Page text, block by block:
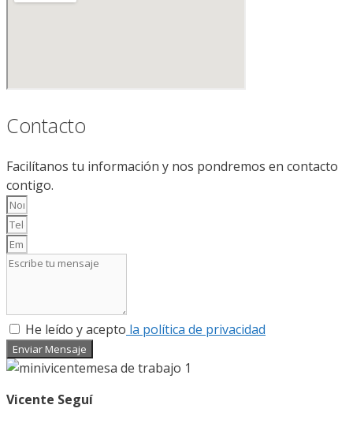
Contacto
Facilítanos tu información y nos pondremos en contacto
contigo.
He leído y acepto la política de privacidad
Enviar Mensaje
Vicente Seguí